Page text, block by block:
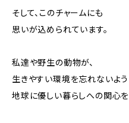
そして、このチャームにも
思いが込められています。
私達や野生の動物が、
生きやすい環境を忘れないよう
地球に優しい暮らしへの関心